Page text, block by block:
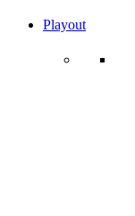
Playout